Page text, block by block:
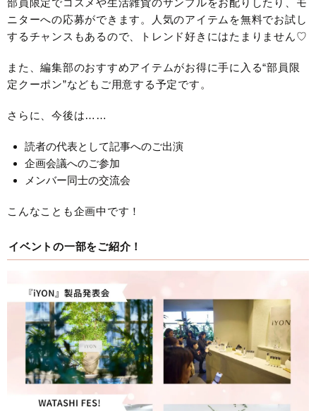
部員限定でコスメや生活雑貨のサンプルをお配りしたり、モ
ニターへの応募ができます。人気のアイテムを無料でお試し
するチャンスもあるので、トレンド好きにはたまりません♡
また、編集部のおすすめアイテムがお得に手に入る“部員限
定クーポン”などもご用意する予定です。
さらに、今後は……
読者の代表として記事へのご出演
企画会議へのご参加
メンバー同士の交流会
こんなことも企画中です！
イベントの一部をご紹介！